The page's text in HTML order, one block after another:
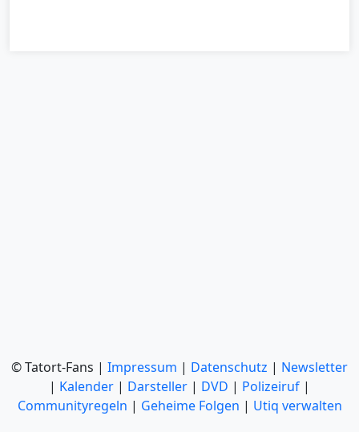
© Tatort-Fans | Impressum | Datenschutz | Newsletter
| Kalender | Darsteller | DVD | Polizeiruf |
Communityregeln | Geheime Folgen | Utiq verwalten